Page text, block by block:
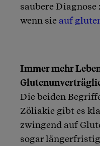
saubere Diagnose
wenn sie auf
Immer mehr
Die beiden
Zöliakie gibt es
zwingend auf
sogar